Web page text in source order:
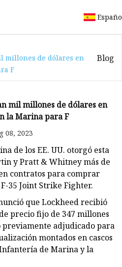
millones de dólares en
F
Blog
mil millones de dólares en
la Marina para F
08, 2023
de los EE. UU. otorgó esta
y Pratt & Whitney más de
contratos para comprar
35 Joint Strike Fighter.
que Lockheed recibió
precio fijo de 347 millones
previamente adjudicado para
montados en cascos
de Marina y la